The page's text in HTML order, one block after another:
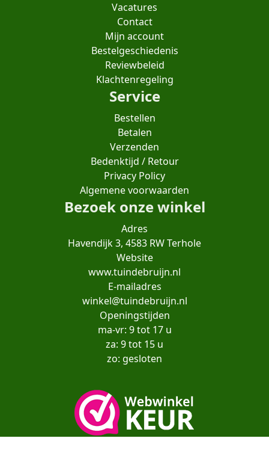
Vacatures
Contact
Mijn account
Bestelgeschiedenis
Reviewbeleid
Klachtenregeling
Service
Bestellen
Betalen
Verzenden
Bedenktijd / Retour
Privacy Policy
Algemene voorwaarden
Bezoek onze winkel
Adres
Havendijk 3, 4583 RW Terhole
Website
www.tuindebruijn.nl
E-mailadres
winkel@tuindebruijn.nl
Openingstijden
ma-vr: 9 tot 17 u
za: 9 tot 15 u
zo: gesloten